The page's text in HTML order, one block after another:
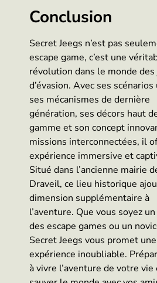
Conclusion
Secret Jeegs n’est pas
escape game, c’est une
révolution dans le monde des
d’évasion. Avec ses
ses mécanismes de dernière
génération, ses décors haut
gamme et son concept
missions interconnectées, il
expérience immersive et
Situé dans l’ancienne mairie
Draveil, ce lieu historique
dimension supplémentaire à
l’aventure. Que vous soyez
des escape games ou un
Secret Jeegs vous promet une
expérience inoubliable.
à vivre l’aventure de votre vie